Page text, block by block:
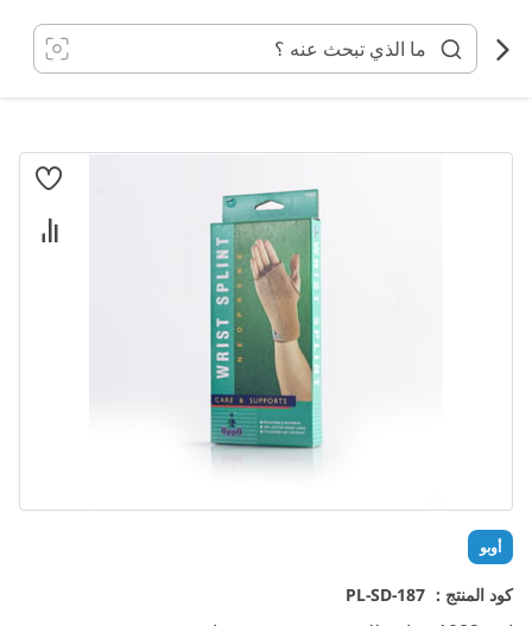
المحتوى
أوبو
كود المنتج : PL-SD-187
انتقل
تخطي
إلى
بداية
معرض